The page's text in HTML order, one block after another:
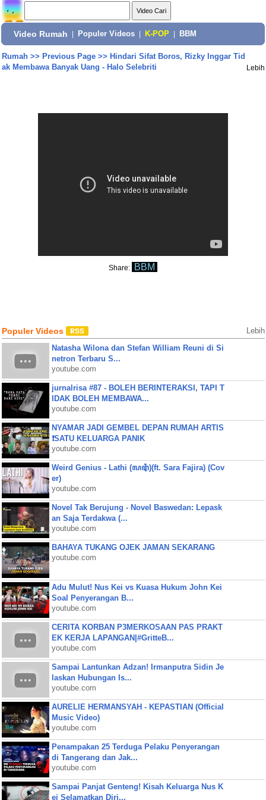
Video Rumah Populer Videos K-POP BBM
Rumah>> Previous Page>> Hindari Sifat Boros, Rizky Inggar Tid
ak Membawa Banyak Uang - Halo Selebriti
Lebih
Share: BBM
Populer Videos Lebih
Natasha Wilona dan Stefan William Reuni di Si
netron Terbaru S...
youtube.com
jurnalrisa #87 - BOLEH BERINTERAKSI, TAPI T
IDAK BOLEH MEMBAWA...
youtube.com
NYAMAR JADI GEMBEL DEPAN RUMAH ARTIS
❗SATU KELUARGA PANIK
youtube.com
Weird Genius - Lathi (ꦭꦛꦶ)(ft. Sara Fajira) (Cov
er)
youtube.com
Novel Tak Berujung - Novel Baswedan: Lepask
an Saja Terdakwa (...
youtube.com
BAHAYA TUKANG OJEK JAMAN SEKARANG
youtube.com
Adu Mulut! Nus Kei vs Kuasa Hukum John Kei
Soal Penyerangan B...
youtube.com
CERITA KORBAN P3MERKOSAAN PAS PRAKT
EK KERJA LAPANGAN|#GritteB...
youtube.com
Sampai Lantunkan Adzan! Irmanputra Sidin Je
laskan Hubungan Is...
youtube.com
AURELIE HERMANSYAH - KEPASTIAN (Official
Music Video)
youtube.com
Penampakan 25 Terduga Pelaku Penyerangan
di Tangerang dan Jak...
youtube.com
Sampai Panjat Genteng! Kisah Keluarga Nus K
ei Selamatkan Diri...